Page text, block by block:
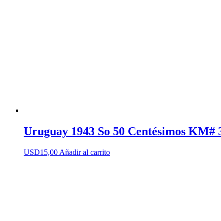
Uruguay 1943 So 50 Centésimos KM#
USD15,00 Añadir al carrito